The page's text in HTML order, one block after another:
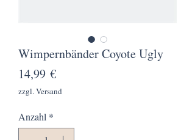
Wimpernbänder Coyote Ugly
14,99 €Preis
zzgl. Versand
Anzahl *